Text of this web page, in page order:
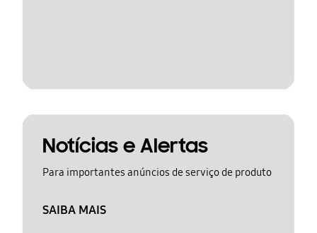
Notícias e Alertas
Para importantes anúncios de serviço de produto
SAIBA MAIS